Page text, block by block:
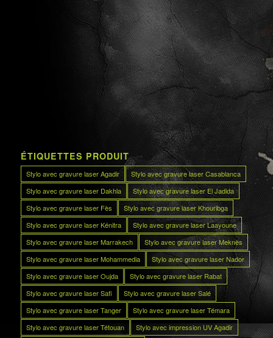
ÉTIQUETTES PRODUIT
Stylo avec gravure laser Agadir
Stylo avec gravure laser Casablanca
Stylo avec gravure laser Dakhla
Stylo avec gravure laser El Jadida
Stylo avec gravure laser Fès
Stylo avec gravure laser Khouribga
Stylo avec gravure laser Kénitra
Stylo avec gravure laser Laayoune
Stylo avec gravure laser Marrakech
Stylo avec gravure laser Meknès
Stylo avec gravure laser Mohammedia
Stylo avec gravure laser Nador
Stylo avec gravure laser Oujda
Stylo avec gravure laser Rabat
Stylo avec gravure laser Safi
Stylo avec gravure laser Salé
Stylo avec gravure laser Tanger
Stylo avec gravure laser Témara
Stylo avec gravure laser Tétouan
Stylo avec impression UV Agadir